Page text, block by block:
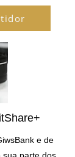
e de